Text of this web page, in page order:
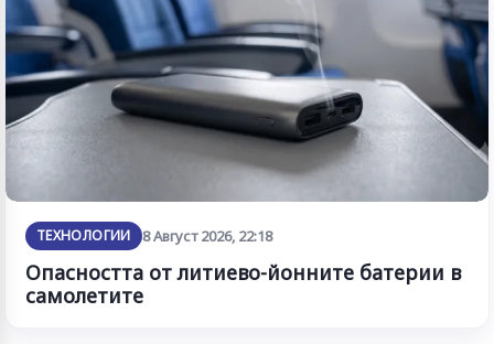
ТЕХНОЛОГИИ 8 Август 2026, 22:18
Опасността от литиево-йонните батерии в
самолетите